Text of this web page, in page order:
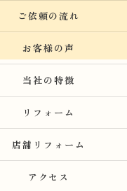
ご依頼の流れ
お客様の声
当社の特徴
リフォーム
店舗リフォーム
アクセス